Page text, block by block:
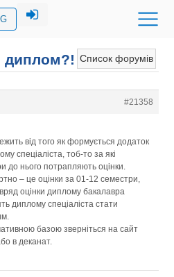
Список форумів
диплом?!
#21358
від того як формується додаток
спеціаліста, тоб-то за які
до нього потрапляють оцінки.
– це оцінки за 01-12 семестри,
оцінки диплому бакалавра
диплому спеціаліста стати
базою зверніться на сайт
в деканат.